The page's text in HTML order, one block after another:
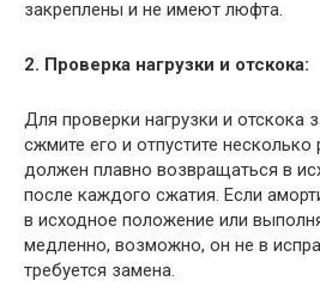
закреплены и не имеют люфта.
2. Проверка нагрузки и отскока:
Для проверки нагрузки и отскока
сжмите его и отпустите несколько
должен плавно возвращаться в
после каждого сжатия. Если
в исходное положение или
медленно, возможно, он не в
требуется замена.